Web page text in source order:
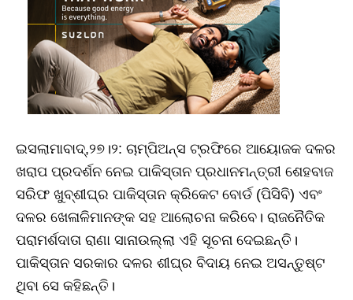
ଇସଲାମାବାଦ୍‌,୨୭।୨: ଚାମ୍ପିଅନ୍ସ ଟ୍ରଫିରେ ଆୟୋଜକ ଦଳର
ଖରାପ ପ୍ରଦର୍ଶନ ନେଇ ପାକିସ୍ତାନ ପ୍ରଧାନମନ୍ତ୍ରୀ ଶେହବାଜ
ସରିଫ ଖୁବ୍‌ଶୀଘ୍ର ପାକିସ୍ତାନ କ୍ରିକେଟ ବୋର୍ଡ (ପିସିବି) ଏବଂ
ଦଳର ଖେଳାଳିମାନଙ୍କ ସହ ଆଲୋଚନା କରିବେ। ରାଜନୈତିକ
ପରାମର୍ଶଦାତା ରାଣା ସାନାଉଲ୍ଲା ଏହି ସୂଚନା ଦେଇଛନ୍ତି।
ପାକିସ୍ତାନ ସରକାର ଦଳର ଶୀଘ୍ର ବିଦାୟ ନେଇ ଅସନ୍ତୁଷ୍ଟ
ଥିବା ସେ କହିଛନ୍ତି।